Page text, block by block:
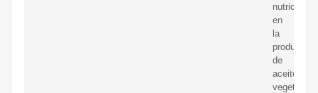
en
la
producción
de
aceites
vegetales.